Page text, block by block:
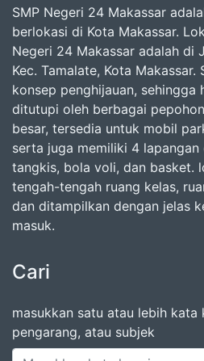
SMP Negeri 24 Makassar
berlokasi di Kota Makassar.
Negeri 24 Makassar adalah di
Kec. Tamalate, Kota Makassar.
konsep penghijauan, sehingga
ditutupi oleh berbagai
besar, tersedia untuk mobil
serta juga memiliki 4
tangkis, bola voli, dan basket.
tengah-tengah ruang kelas,
dan ditampilkan dengan jelas
masuk.
Cari
masukkan satu atau lebih kata
pengarang, atau subjek